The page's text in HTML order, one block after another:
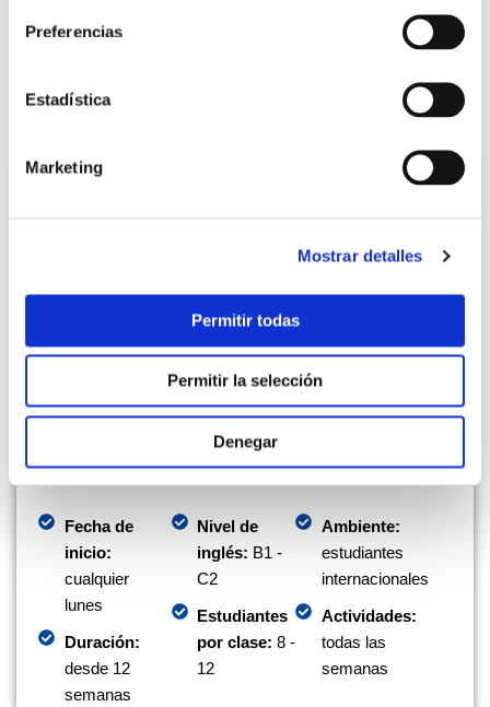
Preferencias
Estadística
Marketing
Mostrar detalles
Permitir todas
Permitir la selección
Denegar
de lunes a viernes de mañana o tarde
escribir.
pronunciación.
Tus profesores supervisarán tu progreso a lo largo del
Fecha de
inicio:
cualquier
lunes
Duración:
desde 12
semanas
Nivel de
inglés: B1 -
C2
Estudiantes
por clase:8 -
12
Ambiente:
estudiantes
internacionales
Actividades:
todas las
semanas